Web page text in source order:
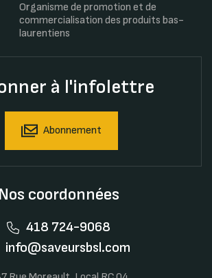
Organisme de promotion et de
commercialisation des produits bas-
laurentiens
à l'infolettre
Abonnement
Nos coordonnées
418 724-9068
info@saveursbsl.com